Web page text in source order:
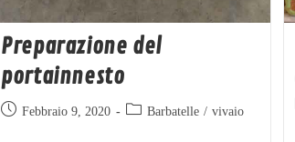
Preparazione del
portainnesto
Febbraio 9, 2020 Barbatelle / vivaio